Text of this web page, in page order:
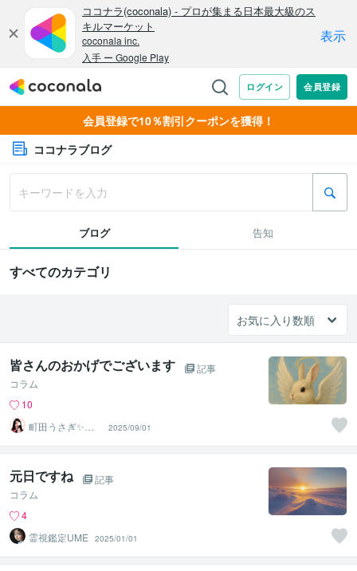
会員登録で10％割引クーポンを獲得！
ココナラブログ
ブログ 告知
すべてのカテゴリ
皆さんのおかげでございます
記事
コラム
10
町田うさぎ✨閃
光の幸せ届け人
♡怪談師⛩️
2025/09/01
元日ですね
記事
コラム
4
霊視鑑定UME
2025/01/01